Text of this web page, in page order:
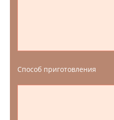
Способ приготовления